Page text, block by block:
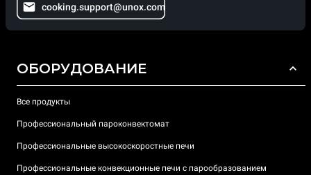
cooking.support@unox.com
ОБОРУДОВАНИЕ
Все продукты
Профессиональный пароконвектомат
Профессиональные высокоскоростные печи
Профессиональные конвекционные печи с парообразованием